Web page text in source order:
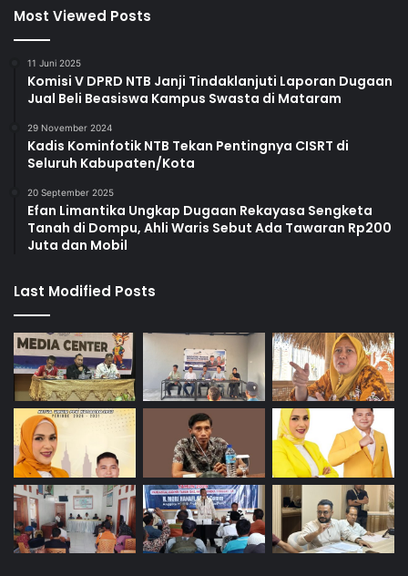
Most Viewed Posts
11 Juni 2025
Komisi V DPRD NTB Janji Tindaklanjuti Laporan Dugaan
Jual Beli Beasiswa Kampus Swasta di Mataram
29 November 2024
Kadis Kominfotik NTB Tekan Pentingnya CISRT di
Seluruh Kabupaten/Kota
20 September 2025
Efan Limantika Ungkap Dugaan Rekayasa Sengketa
Tanah di Dompu, Ahli Waris Sebut Ada Tawaran Rp200
Juta dan Mobil
Last Modified Posts